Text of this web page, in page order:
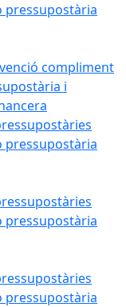
pressupostària
compliment
i
pressupostària
pressupostària
pressupostària